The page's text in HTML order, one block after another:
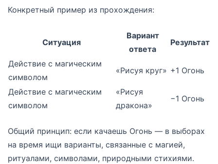
Конкретный пример из прохождения:
Ситуация
Вариант
ответа
Результат
Действие с магическим
символом
«Рисуя круг» +1 Огонь
Действие с магическим
символом
«Рисуя
дракона»
−1 Огонь
Общий принцип: если качаешь Огонь — в выборах
на время ищи варианты, связанные с магией,
ритуалами, символами, природными стихиями.